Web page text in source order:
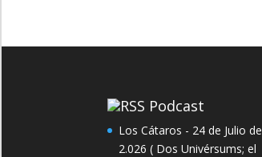
Podcast
Los Cátaros - 24 de Julio de
2.026 ( Dos Univérsums; el